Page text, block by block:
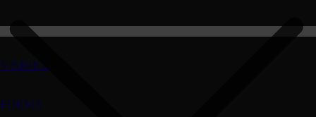
VISIONE
FORMA